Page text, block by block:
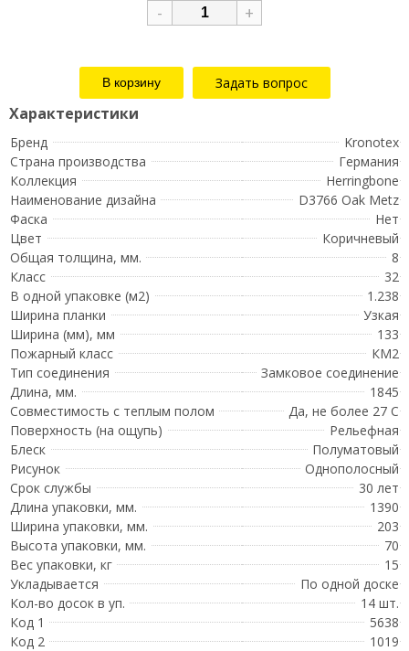
- +
Задать вопрос
Бренд
Kronotex
Страна производства
Германия
Коллекция
Herringbone
Наименование дизайна
D3766 Oak Metz
Фаска
Нет
Цвет
Коричневый
Общая толщина, мм.
8
Класс
32
В одной упаковке (м2)
1.238
Ширина планки
Узкая
Ширина (мм), мм
133
Пожарный класс
КМ2
Тип соединения
Замковое соединение
Длина, мм.
1845
Совместимость с теплым полом
Да, не более 27 С
Поверхность (на ощупь)
Рельефная
Блеск
Полуматовый
Рисунок
Однополосный
Срок службы
30 лет
Длина упаковки, мм.
1390
Ширина упаковки, мм.
203
Высота упаковки, мм.
70
Вес упаковки, кг
15
Укладывается
По одной доске
Кол-во досок в уп.
14 шт.
Код 1
5638
Код 2
1019